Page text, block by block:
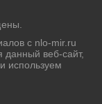
с nlo-mir.ru
данный веб-сайт,
используем